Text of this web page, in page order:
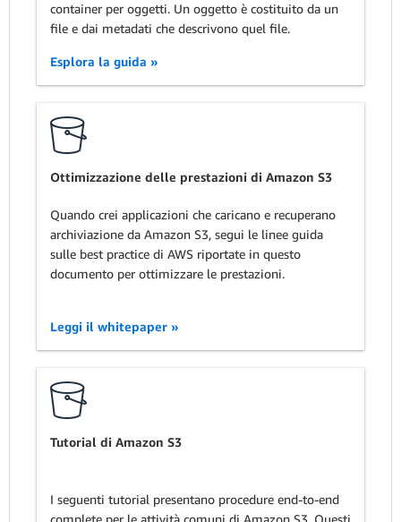
container per oggetti. Un oggetto è costituito da un
file e dai metadati che descrivono quel file.
Esplora la guida »
Ottimizzazione delle prestazioni di Amazon S3
Quando crei applicazioni che caricano e recuperano
archiviazione da Amazon S3, segui le linee guida
sulle best practice di AWS riportate in questo
documento per ottimizzare le prestazioni.
Leggi il whitepaper »
Tutorial di Amazon S3
I seguenti tutorial presentano procedure end-to-end